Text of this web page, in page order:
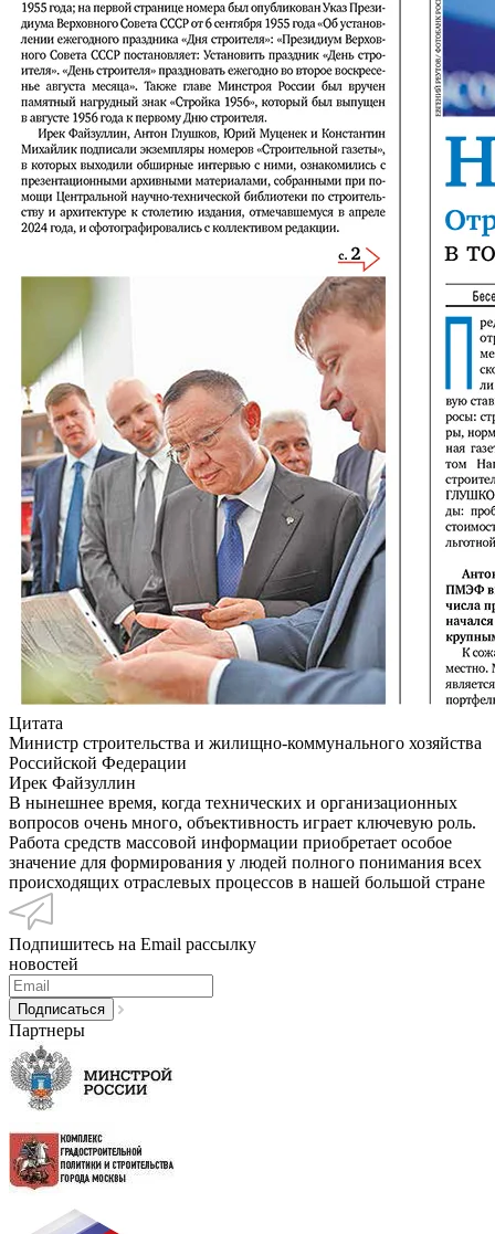
Цитата
Министр строительства и жилищно-коммунального хозяйства
Российской Федерации
Ирек Файзуллин
В нынешнее время, когда технических и организационных
вопросов очень много, объективность играет ключевую роль.
Работа средств массовой информации приобретает особое
значение для формирования у людей полного понимания всех
происходящих отраслевых процессов в нашей большой стране
Подпишитесь на Email рассылку
новостей
Партнеры